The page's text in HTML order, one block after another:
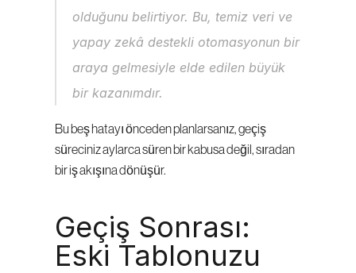
olduğunu belirtiyor. Bu, temiz veri ve
yapay zekâ destekli otomasyonun bir
araya gelmesiyle elde edilen büyük
bir kazanımdır.
Bu beş hatayı önceden planlarsanız, geçiş
süreciniz aylarca süren bir kabusa değil, sıradan
bir iş akışına dönüşür.
Geçiş Sonrası:
Eski Tablonuzu